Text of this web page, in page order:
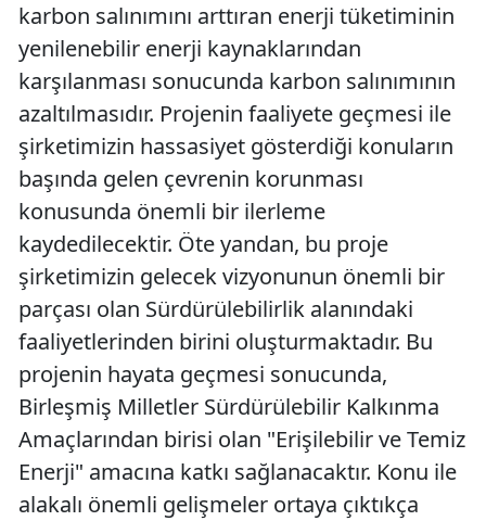
karbon salınımını arttıran enerji tüketiminin
yenilenebilir enerji kaynaklarından
karşılanması sonucunda karbon salınımının
azaltılmasıdır. Projenin faaliyete geçmesi ile
şirketimizin hassasiyet gösterdiği konuların
başında gelen çevrenin korunması
konusunda önemli bir ilerleme
kaydedilecektir. Öte yandan, bu proje
şirketimizin gelecek vizyonunun önemli bir
parçası olan Sürdürülebilirlik alanındaki
faaliyetlerinden birini oluşturmaktadır. Bu
projenin hayata geçmesi sonucunda,
Birleşmiş Milletler Sürdürülebilir Kalkınma
Amaçlarından birisi olan "Erişilebilir ve Temiz
Enerji" amacına katkı sağlanacaktır. Konu ile
alakalı önemli gelişmeler ortaya çıktıkça